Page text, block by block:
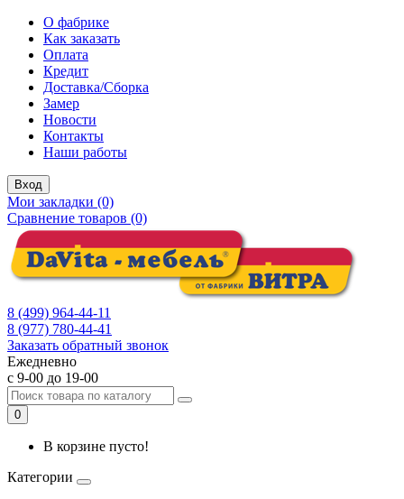
О фабрике
Как заказать
Оплата
Кредит
Доставка/Сборка
Замер
Новости
Контакты
Наши работы
Вход
Мои закладки (0)
Сравнение товаров (0)
8 (499) 964-44-11
8 (977) 780-44-41
Заказать обратный звонок
Ежедневно
с 9-00 до 19-00
0
В корзине пусто!
Категории